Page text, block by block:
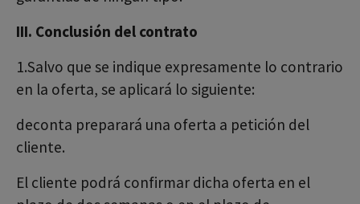
III. Conclusión del contrato
1.Salvo que se indique expresamente lo contrario
en la oferta, se aplicará lo siguiente:
deconta preparará una oferta a petición del
cliente.
El cliente podrá confirmar dicha oferta en el